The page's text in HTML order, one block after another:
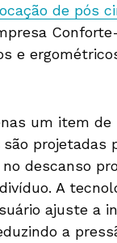
de pós
e
um item de
projetadas
descanso
A
ajuste a
a